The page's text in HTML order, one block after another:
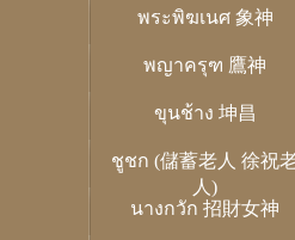
พระพิฆเนศ 象神
พญาครุฑ 鷹神
ขุนช้าง 坤昌
ชูชก (儲蓄老人 徐祝
人)
นางกวัก 招財女神